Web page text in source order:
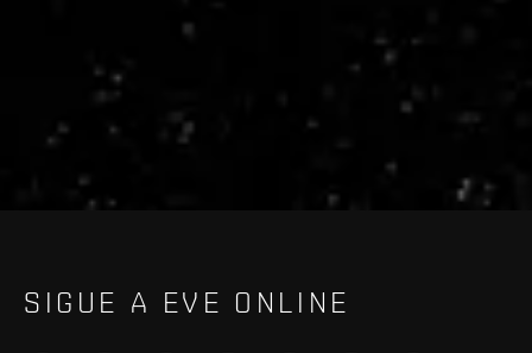
live.evetech.net/api/v1
SIGUE A EVE ONLINE